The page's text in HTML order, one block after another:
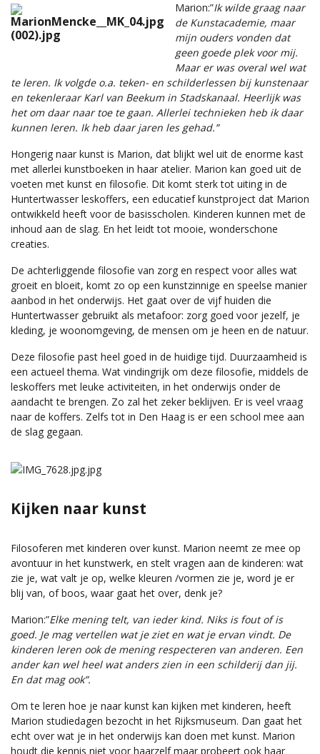
Marion:”Ik wilde graag naar
de Kunstacademie, maar
mijn ouders vonden dat
geen goede plek voor mij.
Maar er was overal wel wat
te leren. Ik volgde o.a. teken- en schilderlessen bij kunstenaar
en tekenleraar Karl van Beekum in Stadskanaal. Heerlijk was
het om daar naar toe te gaan. Allerlei technieken heb ik daar
kunnen leren. Ik heb daar jaren les gehad.”
Hongerig naar kunst is Marion, dat blijkt wel uit de enorme kast
met allerlei kunstboeken in haar atelier. Marion kan goed uit de
voeten met kunst en filosofie. Dit komt sterk tot uiting in de
Huntertwasser leskoffers, een educatief kunstproject dat Marion
ontwikkeld heeft voor de basisscholen. Kinderen kunnen met de
inhoud aan de slag. En het leidt tot mooie, wonderschone
creaties.
De achterliggende filosofie van zorg en respect voor alles wat
groeit en bloeit, komt zo op een kunstzinnige en speelse manier
aanbod in het onderwijs. Het gaat over de vijf huiden die
Huntertwasser gebruikt als metafoor: zorg goed voor jezelf, je
kleding, je woonomgeving, de mensen om je heen en de natuur.
Deze filosofie past heel goed in de huidige tijd. Duurzaamheid is
een actueel thema. Wat vindingrijk om deze filosofie, middels de
leskoffers met leuke activiteiten, in het onderwijs onder de
aandacht te brengen. Zo zal het zeker beklijven. Er is veel vraag
naar de koffers. Zelfs tot in Den Haag is er een school mee aan
de slag gegaan.
Kijken naar kunst
Filosoferen met kinderen over kunst. Marion neemt ze mee op
avontuur in het kunstwerk, en stelt vragen aan de kinderen: wat
zie je, wat valt je op, welke kleuren /vormen zie je, word je er
blij van, of boos, waar gaat het over, denk je?
Marion:”Elke mening telt, van ieder kind. Niks is fout of is
goed. Je mag vertellen wat je ziet en wat je ervan vindt. De
kinderen leren ook de mening respecteren van anderen. Een
ander kan wel heel wat anders zien in een schilderij dan jij.
En dat mag ook”.
Om te leren hoe je naar kunst kan kijken met kinderen, heeft
Marion studiedagen bezocht in het Rijksmuseum. Dan gaat het
echt over wat je in het onderwijs kan doen met kunst. Marion
houdt die kennis niet voor haarzelf maar probeert ook haar